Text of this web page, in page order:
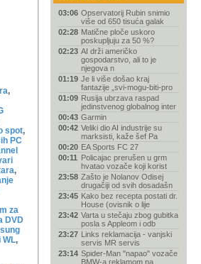
,
spot,
PC
,
za
DVD
WL,
03:06 Opservatorij Rubin snimio
više od 650 tisuća galak
02:28 Matične ploče uskoro
poskupljuju za 50 %?
02:23 AI drži američko
gospodarstvo, ali to je
njegova n
01:19 Je li više došao kraj
fantazije „svi-mogu-biti-pro
01:09 Rusija ubrzava raspad
jedinstvenog globalnog inter
00:43 Garmin
00:42 Veliki dio AI industrije su
marksisti, kaže šef Pa
00:20 EA Sports FC 27
00:11 Policajac prerušen u grm
hvatao vozače koji korist
23:58 Zašto je Nolanov Odisej
drugačiji od svih dosadašn
23:45 Kako bez recepta postati dr.
House (ovisnik o lije
23:42 Varta u stečaju zbog gubitka
posla s Appleom i odb
23:27 Links reklamacija - vanjski
servis MR servis
23:14 Spider-Man "napao" vozače
BMW-a reklamom na